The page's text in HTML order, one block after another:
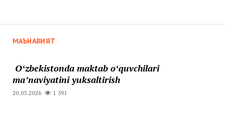
МАЪНАВИЯТ
Oʻzbekistonda maktab oʻquvchilari
maʼnaviyatini yuksaltirish
20.05.2026 1 591